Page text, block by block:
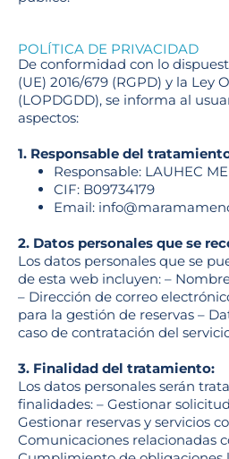
POLÍTICA DE PRIVACIDAD
De conformidad con lo
(UE) 2016/679 (RGPD) y la Ley
(LOPDGDD), se informa al
aspectos:
1. Responsable del
Responsable: LAUHEC
CIF: B09734179
Email:
2. Datos personales que se
Los datos personales que se
de esta web incluyen: –
– Dirección de correo
para la gestión de reservas –
caso de contratación del
3. Finalidad del tratamiento:
Los datos personales serán
finalidades: – Gestionar
Gestionar reservas y servicios
Comunicaciones relacionadas